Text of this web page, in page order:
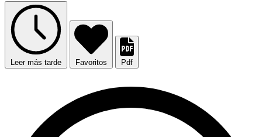
Leer más tarde Favoritos Pdf